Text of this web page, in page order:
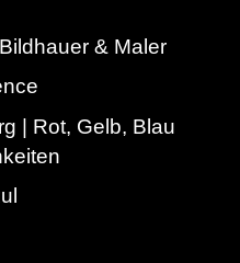
& Maler
| Rot, Gelb, Blau